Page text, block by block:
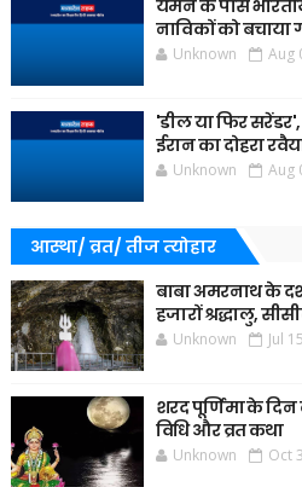
यमन के पास
नाविकों को बचाया
Unknown Aug
'डील या फिर
ईरान का दोहरा
Unknown Aug
आस्था/ व्रत/ तीज त्‍योहार
बाबा अमरनाथ के
हजारों श्रद्धालु,
Unknown Jul
शरद पूर्णिमा के
विधि और व्रत कथा
Unknown Oct